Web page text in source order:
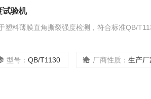
试验机
塑料薄膜直角撕裂强度检测，符合标准QB/
型号： QB/T1130 厂商性质： 生产厂